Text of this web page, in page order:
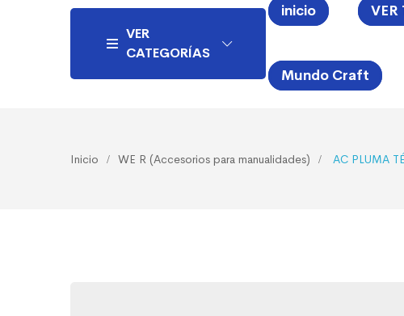
VER
CATEGORÍAS
inicio VER
Mundo Craft
Inicio WE R (Accesorios para manualidades) AC PLUMA